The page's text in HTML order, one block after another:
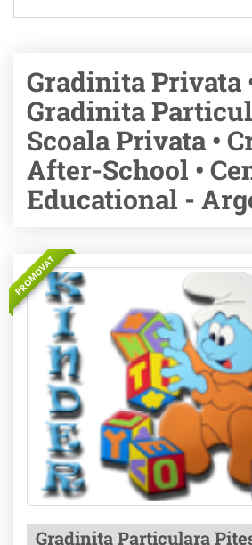
Gradinita Privata
Gradinita
Scoala Privata •
After-School •
Educational -
PROMOVAT
Gradinita Particulara